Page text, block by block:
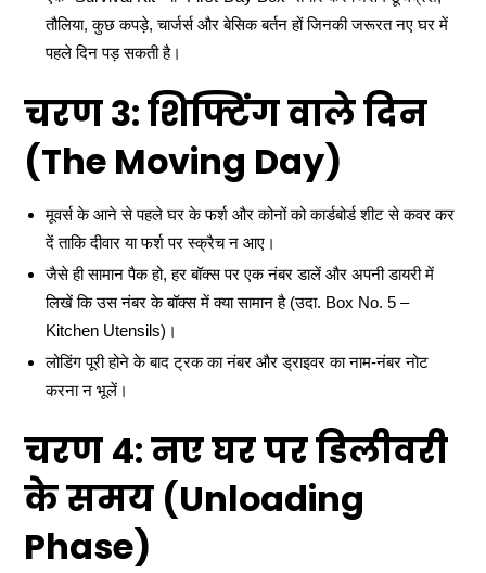
तौलिया, कुछ कपड़े, चार्जर्स और बेसिक बर्तन हों जिनकी जरूरत नए घर में
पहले दिन पड़ सकती है।
चरण 3: शिफ्टिंग वाले दिन
(The Moving Day)
मूवर्स के आने से पहले घर के फर्श और कोनों को कार्डबोर्ड शीट से कवर कर
दें ताकि दीवार या फर्श पर स्क्रैच न आए।
जैसे ही सामान पैक हो, हर बॉक्स पर एक नंबर डालें और अपनी डायरी में
लिखें कि उस नंबर के बॉक्स में क्या सामान है (उदा. Box No. 5 –
Kitchen Utensils)।
लोडिंग पूरी होने के बाद ट्रक का नंबर और ड्राइवर का नाम-नंबर नोट
करना न भूलें।
चरण 4: नए घर पर डिलीवरी
के समय (Unloading
Phase)